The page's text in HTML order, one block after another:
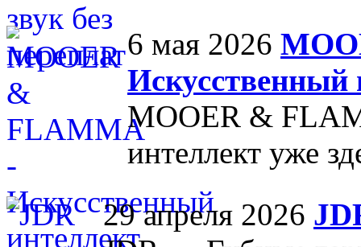
6 мая 2026
Искусственный
MOOER &
интеллект уже
29 апреля 2026